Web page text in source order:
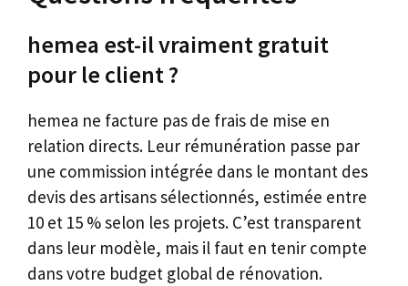
hemea est-il vraiment gratuit
pour le client ?
hemea ne facture pas de frais de mise en
relation directs. Leur rémunération passe par
une commission intégrée dans le montant des
devis des artisans sélectionnés, estimée entre
10 et 15 % selon les projets. C’est transparent
dans leur modèle, mais il faut en tenir compte
dans votre budget global de rénovation.